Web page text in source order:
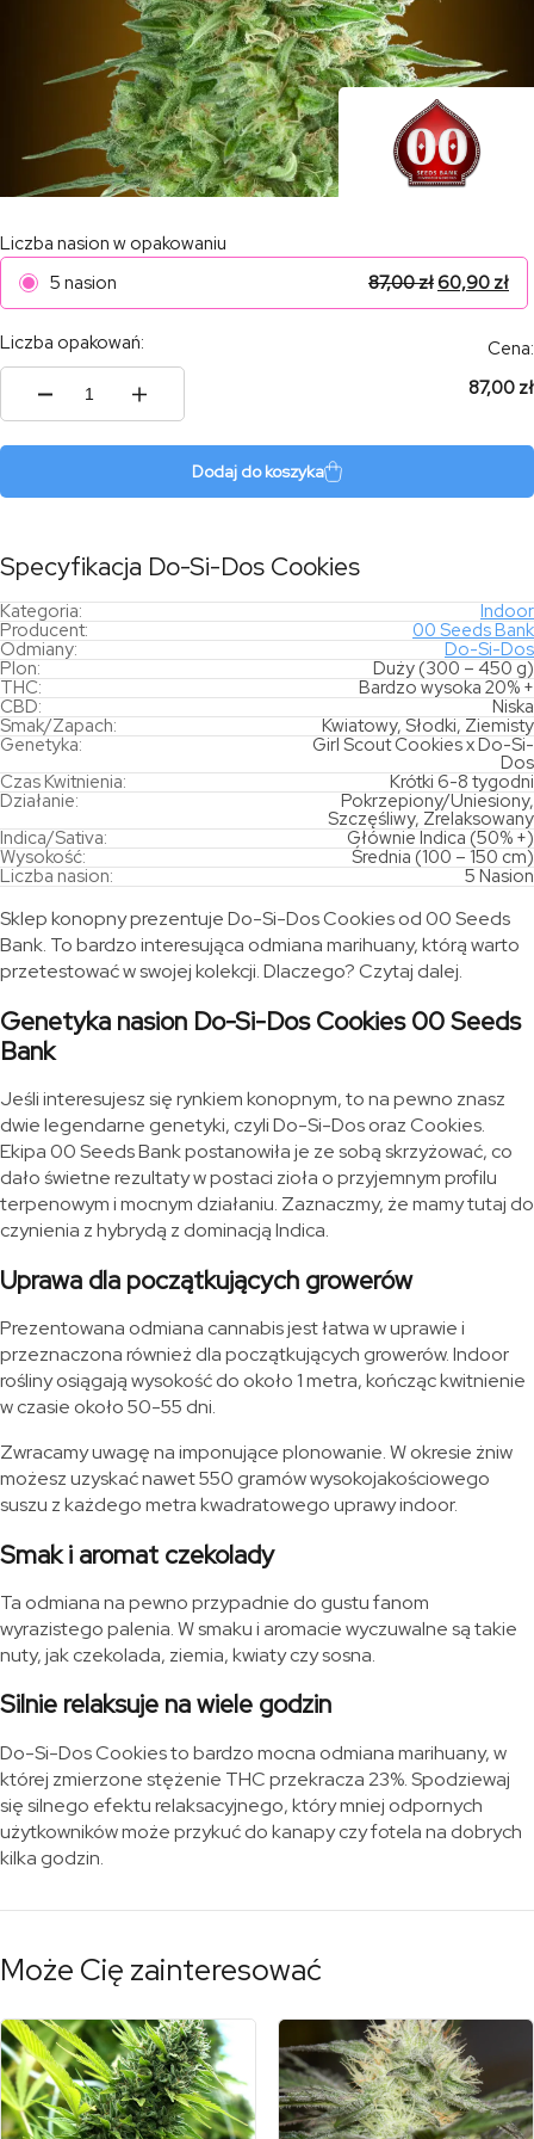
Liczba nasion w opakowaniu
5 nasion
87,00zł60,90 zł
Liczba opakowań:
ilość
Cena:
87,00 zł
Dodaj do koszyka
Specyfikacja Do-Si-Dos Cookies
Kategoria:
Indoor
Producent:
00 Seeds Bank
Odmiany:
Do-Si-Dos
Plon:
Duży (300 – 450 g)
THC:
Bardzo wysoka 20% +
CBD:
Niska
Smak/Zapach:
Kwiatowy, Słodki, Ziemisty
Genetyka:
Girl Scout Cookies x Do-Si-
Dos
Czas Kwitnienia:
Krótki 6-8 tygodni
Działanie:
Pokrzepiony/Uniesiony,
Szczęśliwy, Zrelaksowany
Indica/Sativa:
Głównie Indica (50% +)
Wysokość:
Średnia (100 – 150 cm)
Liczba nasion:
5 Nasion
Sklep konopny prezentuje Do-Si-Dos Cookies od 00 Seeds
Bank. To bardzo interesująca odmiana marihuany, którą warto
przetestować w swojej kolekcji. Dlaczego? Czytaj dalej.
Genetyka nasion Do-Si-Dos Cookies 00 Seeds
Bank
Jeśli interesujesz się rynkiem konopnym, to na pewno znasz
dwie legendarne genetyki, czyli Do-Si-Dos oraz Cookies.
Ekipa 00 Seeds Bank postanowiła je ze sobą skrzyżować, co
dało świetne rezultaty w postaci zioła o przyjemnym profilu
terpenowym i mocnym działaniu. Zaznaczmy, że mamy tutaj do
czynienia z hybrydą z dominacją Indica.
Uprawa dla początkujących growerów
Prezentowana odmiana cannabis jest łatwa w uprawie i
przeznaczona również dla początkujących growerów. Indoor
rośliny osiągają wysokość do około 1 metra, kończąc kwitnienie
w czasie około 50-55 dni.
Zwracamy uwagę na imponujące plonowanie. W okresie żniw
możesz uzyskać nawet 550 gramów wysokojakościowego
suszu z każdego metra kwadratowego uprawy indoor.
Smak i aromat czekolady
Ta odmiana na pewno przypadnie do gustu fanom
wyrazistego palenia. W smaku i aromacie wyczuwalne są takie
nuty, jak czekolada, ziemia, kwiaty czy sosna.
Silnie relaksuje na wiele godzin
Do-Si-Dos Cookies to bardzo mocna odmiana marihuany, w
której zmierzone stężenie THC przekracza 23%. Spodziewaj
się silnego efektu relaksacyjnego, który mniej odpornych
użytkowników może przykuć do kanapy czy fotela na dobrych
kilka godzin.
Może Cię zainteresować